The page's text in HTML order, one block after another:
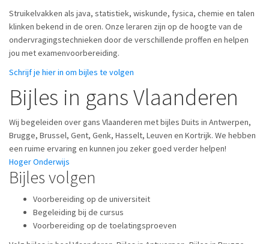
Struikelvakken als java, statistiek, wiskunde, fysica, chemie en talen
klinken bekend in de oren. Onze leraren zijn op de hoogte van de
ondervragingstechnieken door de verschillende proffen en helpen
jou met examenvoorbereiding.
Schrijf je hier in om bijles te volgen
Bijles in gans Vlaanderen
Wij begeleiden over gans Vlaanderen met bijles Duits in Antwerpen,
Brugge, Brussel, Gent, Genk, Hasselt, Leuven en Kortrijk. We hebben
een ruime ervaring en kunnen jou zeker goed verder helpen!
Hoger Onderwijs
Bijles volgen
Voorbereiding op de universiteit
Begeleiding bij de cursus
Voorbereiding op de toelatingsproeven